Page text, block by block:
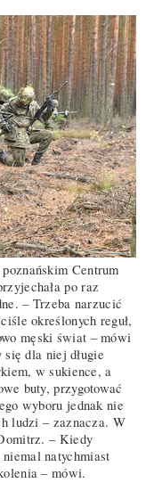
Centrum
po raz
– Trzeba narzucić
określonych reguł,
męski świat – mówi
dla niej długie
w sukience, a
buty, przygotować
wyboru jednak nie
ludzi – zaznacza. W
– Kiedy
natychmiast
– mówi.